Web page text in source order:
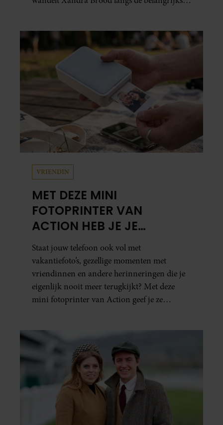
Leidsedwarsstraat roept een stortvloed aan
herinneringen op. Daar begon hun leven
samen en werd dochter Lola geboren.
VRIENDIN
MET DEZE MINI
FOTOPRINTER VAN
ACTION HEB JE JE
FAVORIETE FOTO’S BINNEN
ÉÉN MINUUT IN HANDEN
Staat jouw telefoon ook vol met
vakantiefoto’s, gezellige momenten met
vriendinnen en andere herinneringen die je
eigenlijk nooit meer terugkijkt? Met deze
mini fotoprinter van Action geef je ze
al in handen.